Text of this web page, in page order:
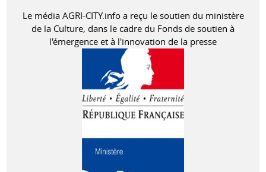
Le média AGRI-CITY.info a reçu le soutien du ministère
de la Culture, dans le cadre du Fonds de soutien à
l'émergence et à l'innovation de la presse